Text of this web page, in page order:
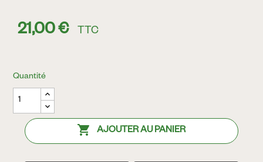
21,00 € TTC
Quantité
 AJOUTER AU PANIER